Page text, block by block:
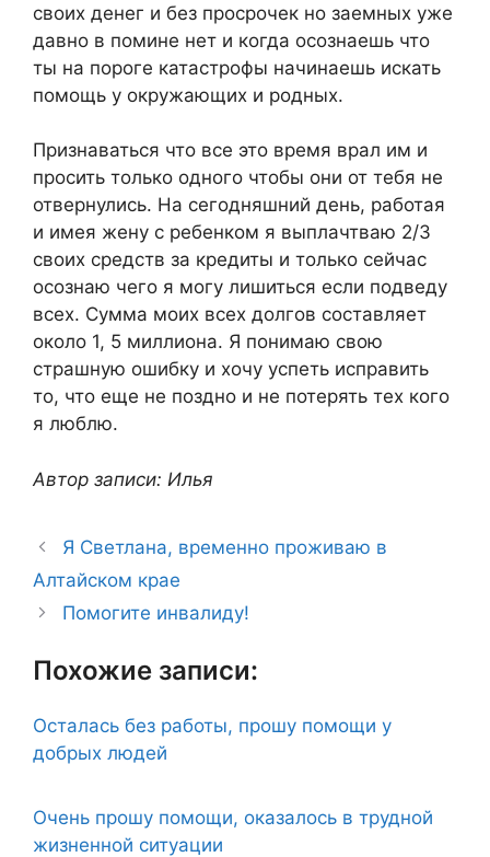
своих денег и без просрочек но заемных уже
давно в помине нет и когда осознаешь что
ты на пороге катастрофы начинаешь искать
помощь у окружающих и родных.
Признаваться что все это время врал им и
просить только одного чтобы они от тебя не
отвернулись. На сегодняшний день, работая
и имея жену с ребенком я выплачтваю 2/3
своих средств за кредиты и только сейчас
осознаю чего я могу лишиться если подведу
всех. Сумма моих всех долгов составляет
около 1, 5 миллиона. Я понимаю свою
страшную ошибку и хочу успеть исправить
то, что еще не поздно и не потерять тех кого
я люблю.
Автор записи: Илья
Я Светлана, временно проживаю в
Алтайском крае
Помогите инвалиду!
Похожие записи:
Осталась без работы, прошу помощи у
добрых людей
Очень прошу помощи, оказалось в трудной
жизненной ситуации